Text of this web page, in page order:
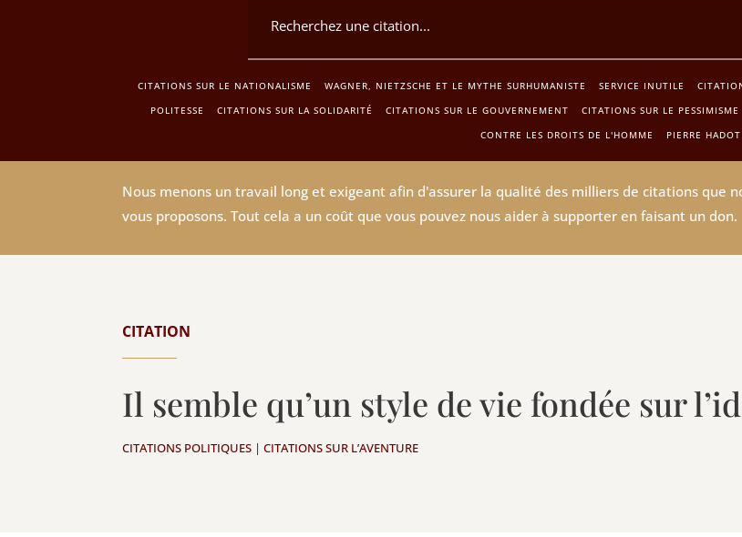
CITATIONS SUR LE NATIONALISME WAGNER, NIETZSCHE ET LE MYTHE SURHUMANISTE SERVICE INUTILE
POLITESSE
CITATIONS SUR LA SOLIDARITÉ CITATIONS SUR LE GOUVERNEMENT CITATIONS SUR LE PESSIMISME
CONTRE LES DROITS DE L'HOMME
PIERRE HADOT
Nous menons un travail long et exigeant afin d'assurer la qualité des milliers de citations que
vous proposons. Tout cela a un coût que vous pouvez nous aider à supporter en faisant un don.
CITATION
Il semble qu’un style de vie fondée sur
CITATIONS POLITIQUES |CITATIONS SUR L’AVENTURE